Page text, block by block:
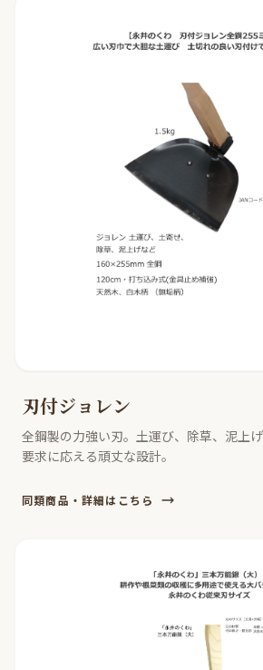
刃付ジョレン
全鋼製の力強い刃。土運び、除草、泥上
要求に応える頑丈な設計。
同類商品・詳細はこちら